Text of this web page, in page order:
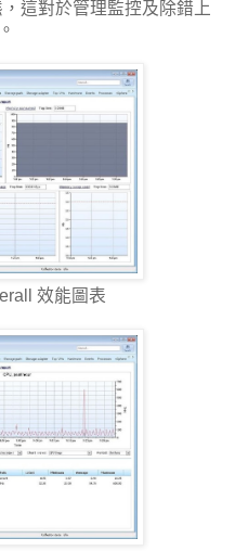
這對於管理監控及除錯上
效能圖表